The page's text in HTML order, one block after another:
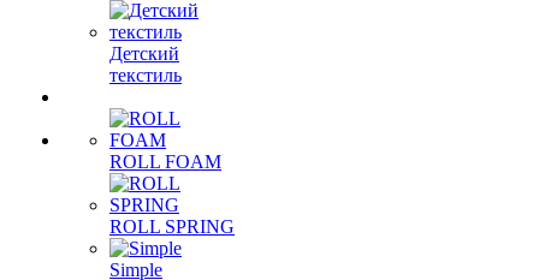
Детский
текстиль
ROLL FOAM
ROLL SPRING
Simple